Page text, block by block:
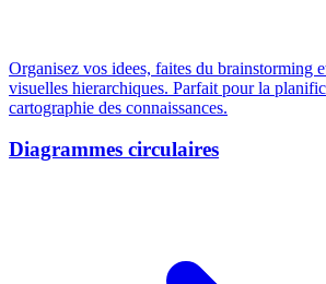
Organisez vos idees, faites du brainstorming
visuelles hierarchiques. Parfait pour la
cartographie des connaissances.
Diagrammes circulaires